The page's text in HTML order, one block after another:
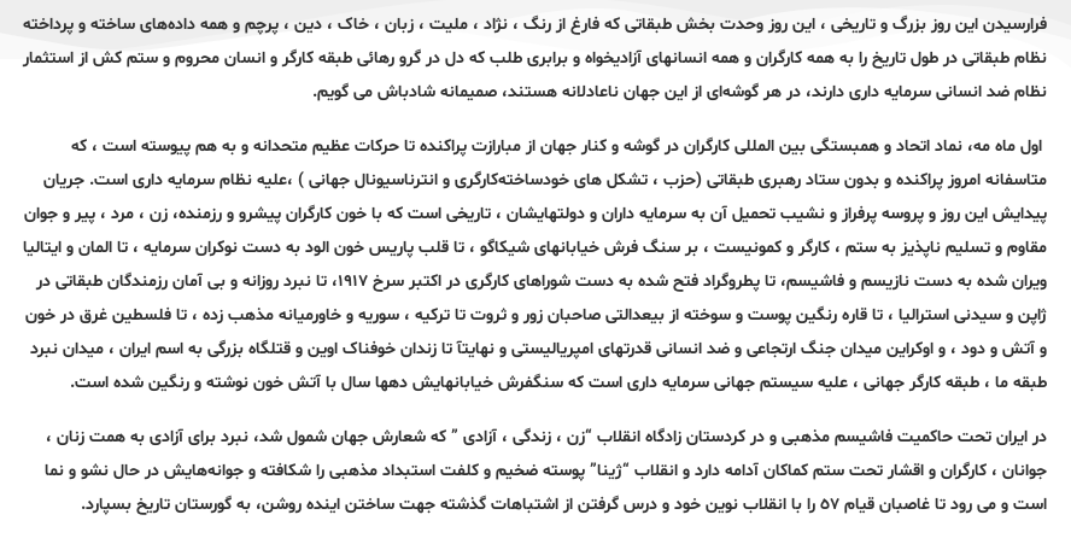
فرارسیدن این روز بزرگ و تاریخی ، این روز وحدت بخش طبقاتی کە فارغ از رنگ ، نژاد ، ملیت ، زبان ، خاک ، دین ، پرچم و همە دادەهای ساختە و پرداختە
نظام طبقاتی در طول تاریخ را به همه کارگران و همه انسانهای آزادیخواه و برابری طلب که دل در گرو رهائی طبقه کارگر و انسان محروم و ستم کش از استثمار
نظام ضد انسانی سرمایه داری دارند، در هر گوشەای از این جهان ناعادلانە هستند، صمیمانه شادباش می گویم.
اول ماه مه، نماد اتحاد و همبستگی بین المللی کارگران در گوشە و کنار جهان از مبارازت پراکندە تا حرکات عظیم متحدانە و بە هم پیوستە است ، کە
متاسفانە امروز پراکندە و بدون ستاد رهبری طبقاتی (حزب ، تشکل های خودساختەکارگری و انترناسیونال جهانی ) ،علیه نظام سرمایه داری است. جریان
پیدایش این روز و پروسه پرفراز و نشیب تحمیل آن به سرمایه داران و دولتهایشان ، تاریخی است که با خون کارگران پیشرو و رزمنده، زن ، مرد ، پیر و جوان
مقاوم و تسلیم ناپذیز بە ستم ، کارگر و کمونیست ، بر سنگ فرش خیابانهای شیکاگو ، تا قلب پاریس خون الود بە دست نوکران سرمایە ، تا المان و ایتالیا
ویران شدە بە دست نازیسم و فاشیسم، تا پطروگراد فتح شدە بە دست شوراهای کارگری در اکتبر سرخ ١٩١٧، تا نبرد روزانە و بی آمان رزمندگان طبقاتی در
ژاپن و سیدنی استرالیا ، تا قارە رنگین پوست و سوختە از بیعدالتی صاحبان زور و ثروت تا ترکیە ، سوریە و خاورمیانە مذهب زده ، تا فلسطین غرق در خون
و آتش و دود ، و اوکراین میدان جنگ ارتجاعی و ضد انسانی قدرتهای امپریالیستی و نهایتآ تا زندان خوفناک اوین و قتلگاه بزرگی بە اسم ایران ، میدان نبرد
طبقە ما ، طبقە کارگر جهانی ، علیە سیستم جهانی سرمایە داری است کە سنگفرش خیابانهایش دهها سال با آتش خون نوشته و رنگین شده است.
در ایران تحت حاکمیت فاشیسم مذهبی و در کردستان زادگاە انقلاب “زن ، زندگی ، آزادی ” کە شعارش جهان شمول شد، نبرد برای آزادی بە همت زنان ،
جوانان ، کارگران و اقشار تحت ستم کماکان آدامە دارد و انقلاب “ژینا” پوستە ضخیم و کلفت استبداد مذهبی را شکافتە و جوانەهایش در حال نشو و نما
است و می رود تا غاصبان قیام ٥٧ را با انقلاب نوین خود و درس گرفتن از اشتباهات گذشتە جهت ساختن ایندە روشن، بە گورستان تاریخ بسپارد.